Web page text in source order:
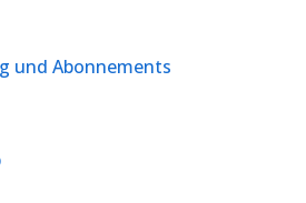
und Abonnements